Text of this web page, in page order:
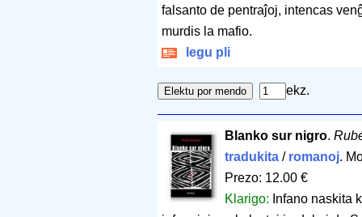
falsanto de pentraĵoj, intencas
murdis la mafio.
legu pli
ekz.
Blanko sur nigro.
tradukita / romanoj.
Prezo: 12.00 €
Klarigo: Infano naskita